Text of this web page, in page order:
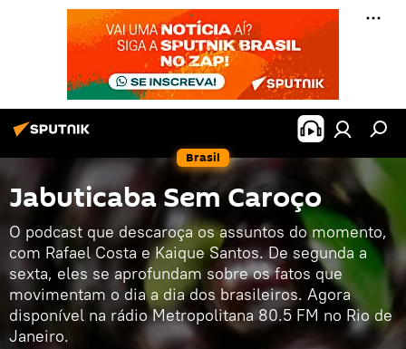
Brasil
Jabuticaba Sem Caroço
O podcast que descaroça os assuntos do momento,
com Rafael Costa e Kaique Santos. De segunda a
sexta, eles se aprofundam sobre os fatos que
movimentam o dia a dia dos brasileiros. Agora
disponível na rádio Metropolitana 80.5 FM no Rio de
Janeiro.